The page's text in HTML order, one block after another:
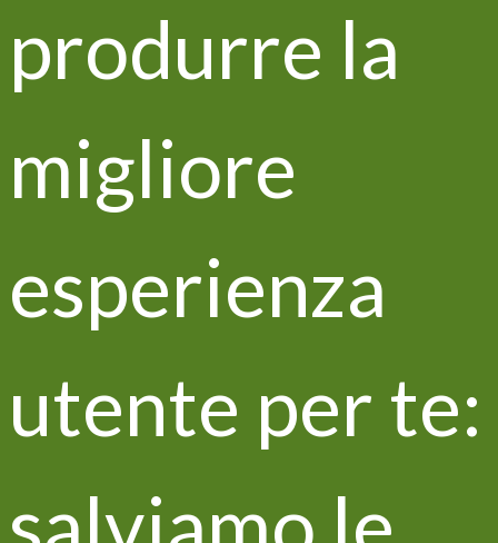
Dichiaro di aver letto e di accettare
l'informativa della privacy presente sul sito, e
presto il consenso al trattamento dei miei dati
Articoli recenti
2022
produrre la
migliore
esperienza
utente per te: